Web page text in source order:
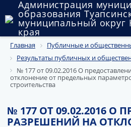
Администрация
образования
муниципальный округ
края
Округ
Администрация
Муниципальные закупки
Государственный и
Главная
Публичные и
Результаты публичных и
№ 177 от 09.02.2016 О
отклонение от предельных
строительства
№ 177 ОТ 09.02.2016 О
РАЗРЕШЕНИЙ НА